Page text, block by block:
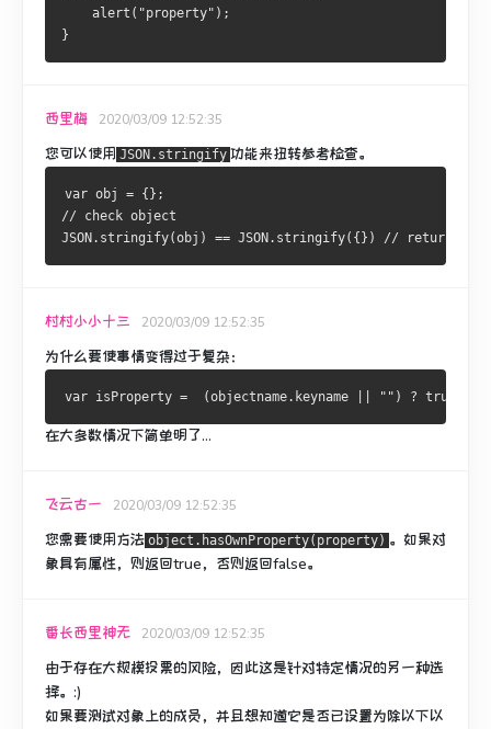
    alert("property");
}
西里梅 2020/03/09 12:52:35
您可以使用 JSON.stringify 功能来扭转参考检查。
var obj = {};
// check object
JSON.stringify(obj) == JSON.stringify({}) // return true
村村小小十三 2020/03/09 12:52:35
为什么要使事情变得过于复杂：
在大多数情况下简单明了...
飞云古一 2020/03/09 12:52:35
您需要使用方法 object.hasOwnProperty(property) 。 如果对
象具有属性，则返回true，否则返回false。
番长西里神无 2020/03/09 12:52:35
由于存在大规模投票的风险，因此这是针对特定情况的另一种选
择。 :)
如果要测试对象上的成员，并且想知道它是否已设置为除以下以